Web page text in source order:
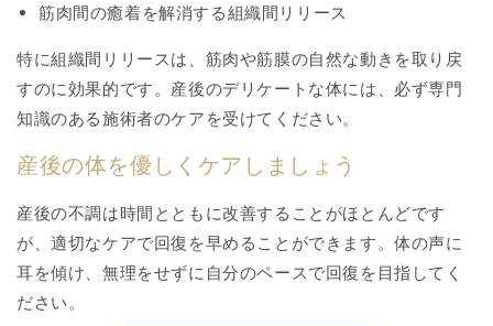
筋肉間の癒着を解消する組織間リリース
特に組織間リリースは、筋肉や筋膜の自然な動きを取り戻
すのに効果的です。産後のデリケートな体には、必ず専門
知識のある施術者のケアを受けてください。
産後の体を優しくケアしましょう
産後の不調は時間とともに改善することがほとんどです
が、適切なケアで回復を早めることができます。体の声に
耳を傾け、無理をせずに自分のペースで回復を目指してく
ださい。